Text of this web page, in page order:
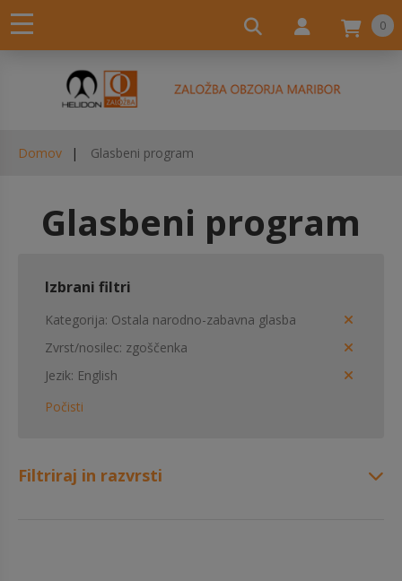
0
Domov Glasbeni program
Glasbeni program
Izbrani filtri
Kategorija Ostala narodno-zabavna glasba
Zvrst/nosilec zgoščenka
Jezik English
Počisti
Filtriraj in razvrsti